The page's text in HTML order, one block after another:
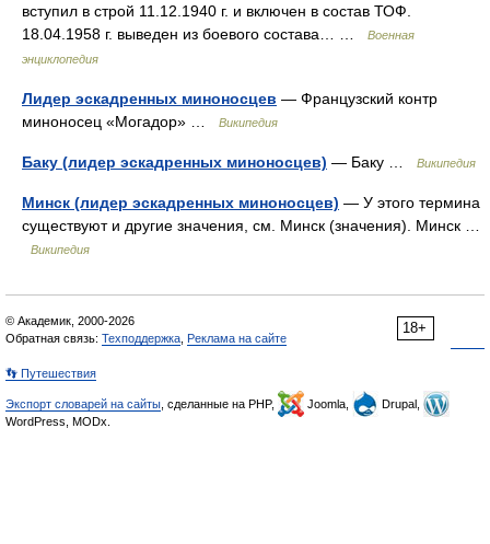
вступил в строй 11.12.1940 г. и включен в состав ТОФ.
18.04.1958 г. выведен из боевого состава… …
Военная
энциклопедия
Лидер эскадренных миноносцев — Французский контр
миноносец «Могадор» …
Википедия
Баку (лидер эскадренных миноносцев) — Баку … Википедия
Минск (лидер эскадренных миноносцев) — У этого термина
существуют и другие значения, см. Минск (значения). Минск …
Википедия
18+
© Академик, 2000-2026
Обратная связь: Техподдержка Реклама на сайте
👣 Путешествия
Экспорт словарей на сайты , сделанные на PHP, Joomla,
Drupal,
WordPress, MODx.